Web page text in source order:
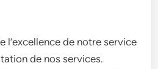
l’excellence de notre service
de nos services.